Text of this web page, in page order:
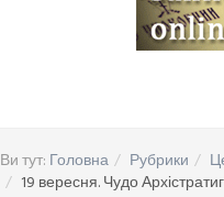
Ви тут: Головна Рубрики
19 вересня. Чудо